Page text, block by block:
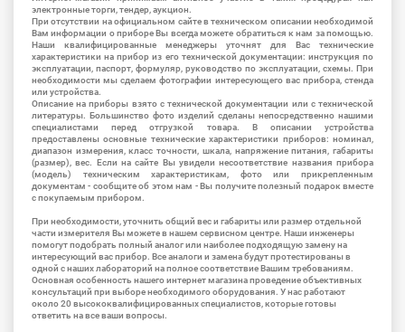
электронные торги, тендер, аукцион.
При отсутствии на официальном сайте в техническом описании необходимой
Вам информации о приборе Вы всегда можете обратиться к нам за помощью.
Наши квалифицированные менеджеры уточнят для Вас технические
характеристики на прибор из его технической документации: инструкция по
эксплуатации, паспорт, формуляр, руководство по эксплуатации, схемы. При
необходимости мы сделаем фотографии интересующего вас прибора, стенда
или устройства.
Описание на приборы взято с технической документации или с технической
литературы. Большинство фото изделий сделаны непосредственно нашими
специалистами перед отгрузкой товара. В описании устройства
предоставлены основные технические характеристики приборов: номинал,
диапазон измерения, класс точности, шкала, напряжение питания, габариты
(размер), вес. Если на сайте Вы увидели несоответствие названия прибора
(модель) техническим характеристикам, фото или прикрепленным
документам - сообщите об этом нам - Вы получите полезный подарок вместе
с покупаемым прибором.
При необходимости, уточнить общий вес и габариты или размер отдельной
части измерителя Вы можете в нашем сервисном центре. Наши инженеры
помогут подобрать полный аналог или наиболее подходящую замену на
интересующий вас прибор. Все аналоги и замена будут протестированы в
одной с наших лабораторий на полное соответствие Вашим требованиям.
Основная особенность нашего интернет магазина проведение объективных
консультаций при выборе необходимого оборудования. У нас работают
около 20 высококвалифицированных специалистов, которые готовы
ответить на все ваши вопросы.